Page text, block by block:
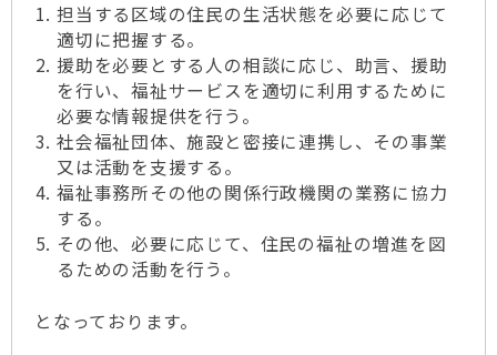
担当する区域の住民の生活状態を必要に応じて
適切に把握する。
援助を必要とする人の相談に応じ、助言、援助
を行い、福祉サービスを適切に利用するために
必要な情報提供を行う。
社会福祉団体、施設と密接に連携し、その事業
又は活動を支援する。
福祉事務所その他の関係行政機関の業務に協力
する。
その他、必要に応じて、住民の福祉の増進を図
るための活動を行う。
となっております。